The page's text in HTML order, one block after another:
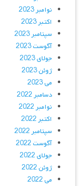
نوامبر 2023
اکتبر 2023
سپتامبر 2023
آگوست 2023
جولای 2023
ژوئن 2023
می 2023
دسامبر 2022
نوامبر 2022
اکتبر 2022
سپتامبر 2022
آگوست 2022
جولای 2022
ژوئن 2022
می 2022